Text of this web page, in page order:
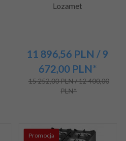
Lozamet
11 896,56 PLN / 9
672,00 PLN*
15 252,00 PLN / 12 400,00
PLN*
Promocja